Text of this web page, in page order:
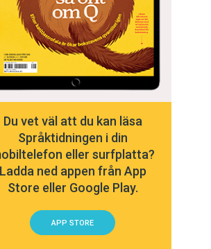
Du vet väl att du kan läsa
Språktidningen i din
eller surfplatta?
Ladda ned appen från App
Store eller Google Play.
APP STORE